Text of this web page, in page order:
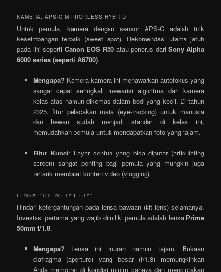
KAMERA: APS-C MIRRORLESS HYBRID
Untuk pemula, kamera dengan sensor APS-C adalah titik
keseimbangan terbaik (sweet spot). Rekomendasi utama jatuh
pada lini seperti Canon EOS R50 atau penerus dariSony Alpha
6000 series (seperti A6700).
Mengapa? Kamera-kamera ini menawarkan autofokus yang
sangat cepat seringkali mewarisi algoritma dari kamera
kelas atas namun dikemas dalam bodi yang kecil. Di tahun
2025, fitur pelacakan mata (eye-tracking) untuk manusia
dan hewan sudah menjadi standar di kelas ini,
memudahkan pemula untuk mendapatkan foto yang tajam.
Fitur Kunci: Layar sentuh yang bisa diputar (articulating
screen) sangat penting bagi pemula yang mungkin juga
tertarik membuat konten video (vlogging).
LENSA: “THE NIFTY FIFTY”
Hindari ketergantungan pada lensa bawaan (kit lens) selamanya.
Investasi pertama yang wajib dimiliki pemula adalah lensa Prime
50mm f/1.8.
Mengapa? Lensa ini murah namun tajam. Bukaan
diafragma (aperture) yang besar (f/1.8) memungkinkan
Anda memotret di kondisi minim cahaya dan menciptakan